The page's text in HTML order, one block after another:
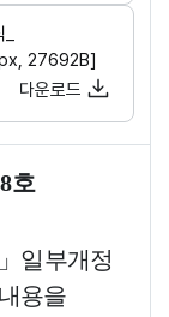
27692B]
다운로드
호
」 일부개정
용을